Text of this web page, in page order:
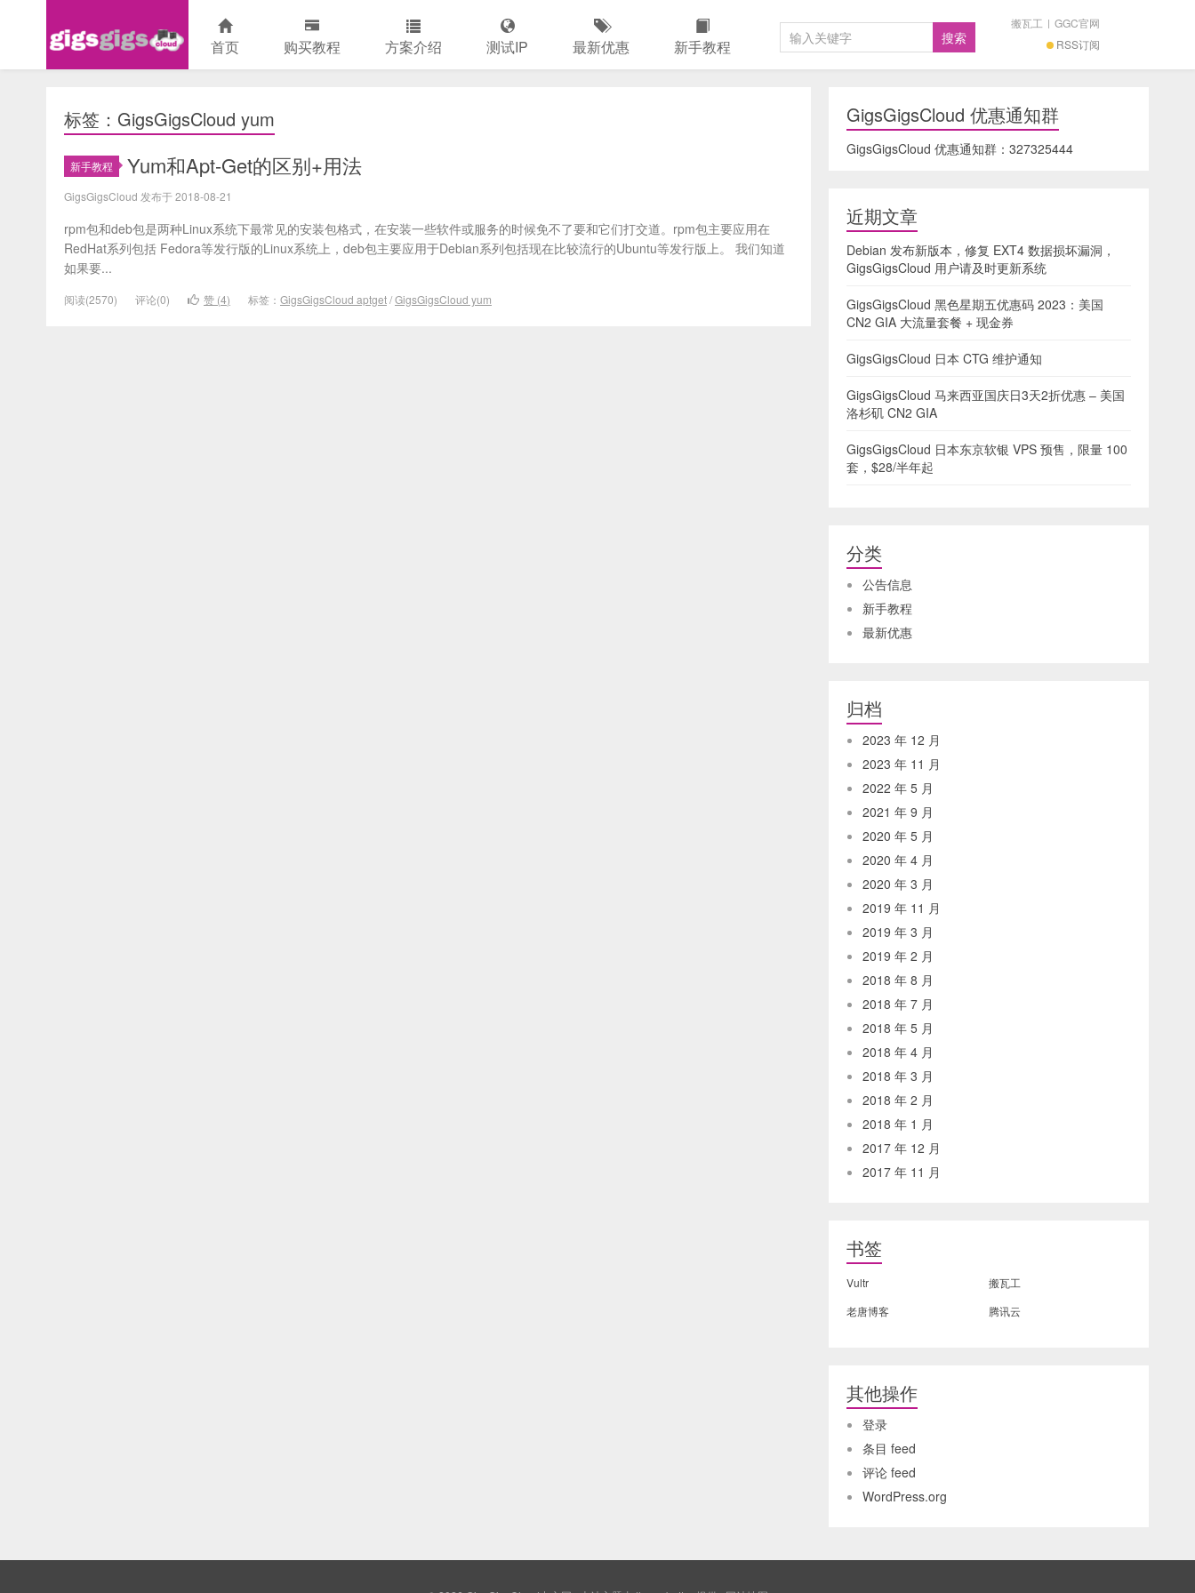
首页 购买教程 方案介绍 测试IP 最新优惠 新手教程 RSS订阅
搬瓦工 | GGC官网
标签：GigsGigsCloud yum
新手教程 Yum和Apt-Get的区别+用法
GigsGigsCloud 发布于 2018-08-21
rpm包和deb包是两种Linux系统下最常见的安装包格式，在安装一些软件或服务的时候免不了要和它们打交道。rpm包主要应用在
RedHat系列包括 Fedora等发行版的Linux系统上，deb包主要应用于Debian系列包括现在比较流行的Ubuntu等发行版上。 我们知道
如果要...
阅读(2570) 评论(0) 赞 (4) 标签： GigsGigsCloud aptget/GigsGigsCloud yum
GigsGigsCloud 优惠通知群
GigsGigsCloud 优惠通知群： 327325444
近期文章
Debian 发布新版本，修复 EXT4 数据损坏漏洞，
GigsGigsCloud 用户请及时更新系统
GigsGigsCloud 黑色星期五优惠码 2023：美国
CN2 GIA 大流量套餐 + 现金券
GigsGigsCloud 日本 CTG 维护通知
GigsGigsCloud 马来西亚国庆日3天2折优惠 – 美国
洛杉矶 CN2 GIA
GigsGigsCloud 日本东京软银 VPS 预售，限量 100
套，$28/半年起
分类
公告信息
新手教程
最新优惠
归档
2023 年 12 月
2023 年 11 月
2022 年 5 月
2021 年 9 月
2020 年 5 月
2020 年 4 月
2020 年 3 月
2019 年 11 月
2019 年 3 月
2019 年 2 月
2018 年 8 月
2018 年 7 月
2018 年 5 月
2018 年 4 月
2018 年 3 月
2018 年 2 月
2018 年 1 月
2017 年 12 月
2017 年 11 月
书签
Vultr
搬瓦工
老唐博客
腾讯云
其他操作
登录
条目 feed
评论 feed
WordPress.org